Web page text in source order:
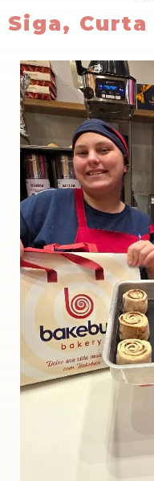
Siga,